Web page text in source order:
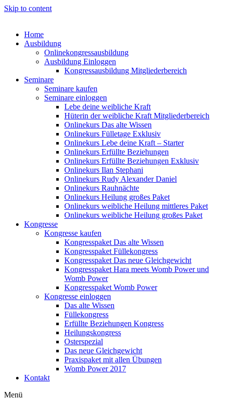
Skip to content
Home
Ausbildung
Onlinekongressausbildung
Ausbildung Einloggen
Kongressausbildung Mitgliederbereich
Seminare
Seminare kaufen
Seminare einloggen
Lebe deine weibliche Kraft
Hüterin der weibliche Kraft Mitgliederbereich
Onlinekurs Das alte Wissen
Onlinekurs Fülletage Exklusiv
Onlinekurs Lebe deine Kraft – Starter
Onlinekurs Erfüllte Beziehungen
Onlinekurs Erfüllte Beziehungen Exklusiv
Onlinekurs Ilan Stephani
Onlinekurs Rudy Alexander Daniel
Onlinekurs Rauhnächte
Onlinekurs Heilung großes Paket
Onlinekurs weibliche Heilung mittleres Paket
Onlinekurs weibliche Heilung großes Paket
Kongresse
Kongresse kaufen
Kongresspaket Das alte Wissen
Kongresspaket Füllekongress
Kongresspaket Das neue Gleichgewicht
Kongresspaket Hara meets Womb Power und
Womb Power
Kongresspaket Womb Power
Kongresse einloggen
Das alte Wissen
Füllekongress
Erfüllte Beziehungen Kongress
Heilungskongress
Osterspezial
Das neue Gleichgewicht
Praxispaket mit allen Übungen
Womb Power 2017
Kontakt
Menü